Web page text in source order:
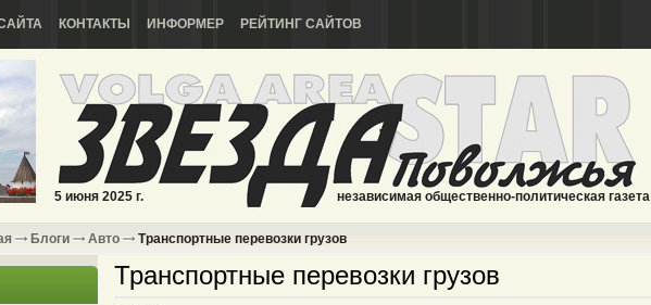
КОНТАКТЫ ИНФОРМЕР РЕЙТИНГ САЙТОВ
5 июня 2025 г. независимая общественно-политическая газета
Блоги Авто Транспортные перевозки грузов
Транспортные перевозки грузов